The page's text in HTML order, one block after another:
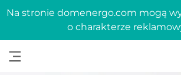
Na stronie domenergo.com mogą
o charakterze